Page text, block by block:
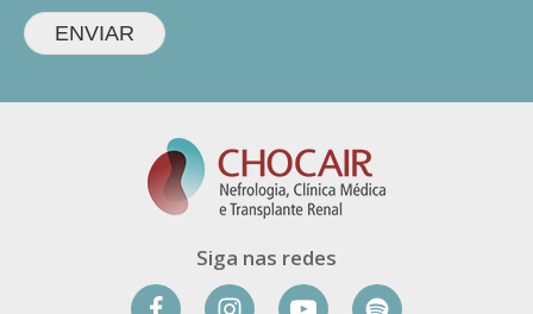
ENVIAR
Siga nas redes